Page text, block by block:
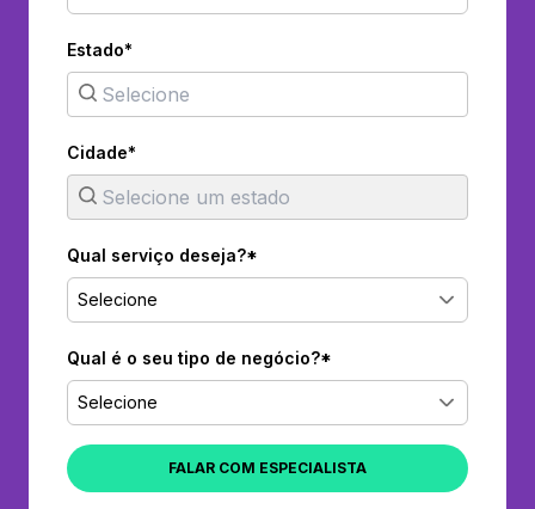
Estado*
Cidade*
Qual serviço deseja?*
Selecione
Qual é o seu tipo de negócio?*
Selecione
FALAR COM ESPECIALISTA